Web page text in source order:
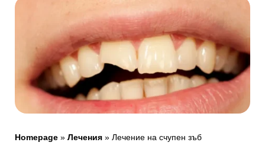
English
Homepage » Лечения » Лечение на счупен зъб